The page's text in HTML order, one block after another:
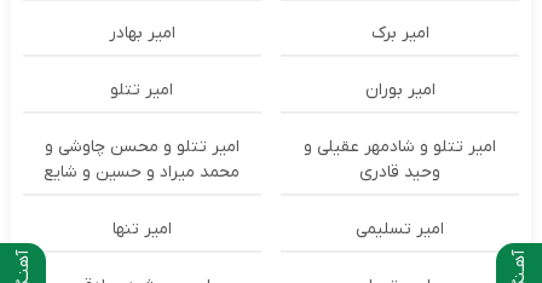
امیر برک امیر بهادر
امیر بوران امیر تتلو
امیر تتلو و شادمهر عقیلی و
وحید قادری
امیر تتلو و محسن چاوشی و
محمد میراد و حسین و شایع
امیر تسلیمی امیر تنها